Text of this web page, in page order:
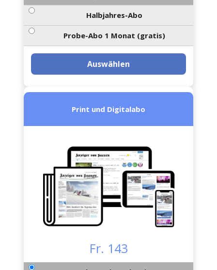
Halbjahres-Abo
Probe-Abo 1 Monat (gratis)
Auswählen
Print und Digitalabo
Fr. 143